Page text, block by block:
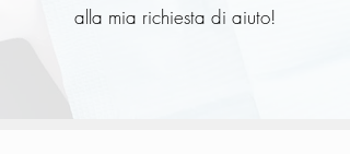
alla mia richiesta di aiuto!